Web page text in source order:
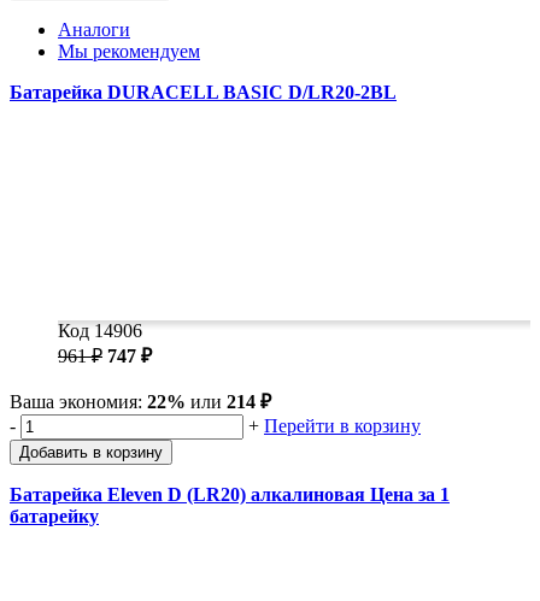
Аналоги
Мы рекомендуем
Батарейка DURACELL BASIC D/LR20-2BL
Код 14906
961 ₽ 747 ₽
Ваша экономия: 22% или 214 ₽
-
+ Перейти в корзину
Добавить в корзину
Батарейка Eleven D (LR20) алкалиновая Цена за 1
батарейку